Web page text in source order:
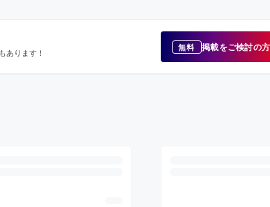
あります！ 無料 掲載をご検討の